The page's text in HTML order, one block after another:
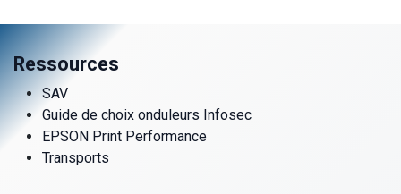
Ressources
SAV
Guide de choix onduleurs Infosec
EPSON Print Performance
Transports